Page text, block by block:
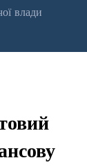
влади